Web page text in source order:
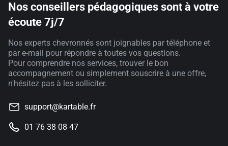
Nos conseillers pédagogiques sont à votre
écoute 7j/7
Nos experts chevronnés sont joignables par téléphone et
par e-mail pour répondre à toutes vos questions.
Pour comprendre nos services, trouver le bon
accompagnement ou simplement souscrire à une offre,
n'hésitez pas à les solliciter.
support@kartable.fr
01 76 38 08 47